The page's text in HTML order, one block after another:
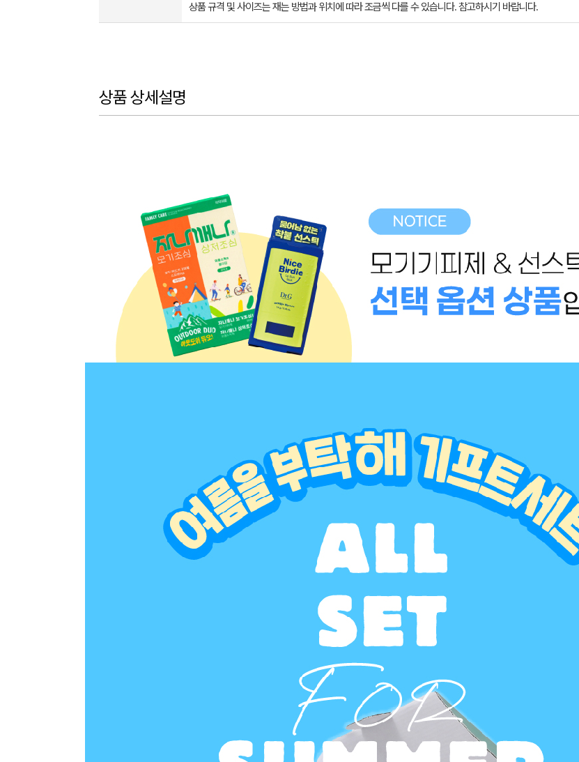
상품 규격 및 사이즈는 재는 방법과 위치에 따라 조금씩 다를 수 있습니다. 참고하시기 바랍니다.
상품 상세설명